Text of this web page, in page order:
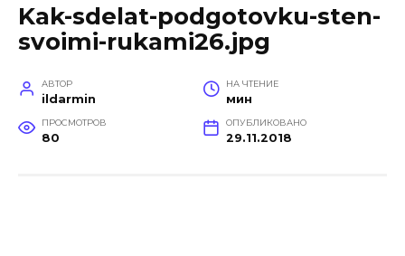
Kak-sdelat-podgotovku-sten-
svoimi-rukami26.jpg
АВТОР
ildarmin
НА ЧТЕНИЕ
мин
ПРОСМОТРОВ
80
ОПУБЛИКОВАНО
29.11.2018